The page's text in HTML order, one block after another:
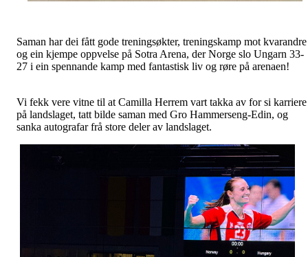
Saman har dei fått gode treningsøkter, treningskamp mot kvarandre
og ein kjempe oppvelse på Sotra Arena, der Norge slo Ungarn 33-
27 i ein spennande kamp med fantastisk liv og røre på arenaen!
Vi fekk vere vitne til at Camilla Herrem vart takka av for si karriere
på landslaget, tatt bilde saman med Gro Hammerseng-Edin, og
sanka autografar frå store deler av landslaget.